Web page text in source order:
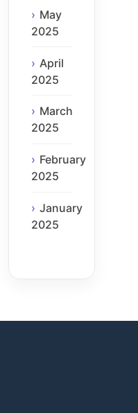
May
2025
April
2025
March
2025
February
2025
January
2025